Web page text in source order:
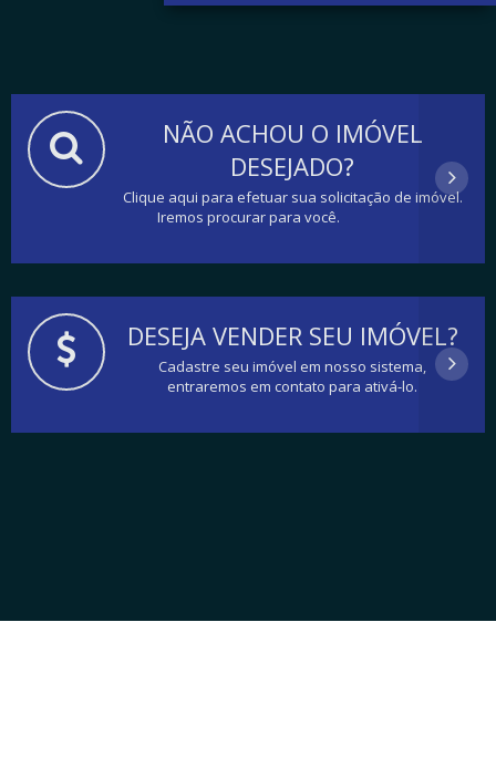
NÃO ACHOU O IMÓVEL
DESEJADO?
Clique aqui para efetuar sua solicitação de imóvel.
Iremos procurar para você.
DESEJA VENDER SEU IMÓVEL?
Cadastre seu imóvel em nosso sistema,
entraremos em contato para ativá-lo.